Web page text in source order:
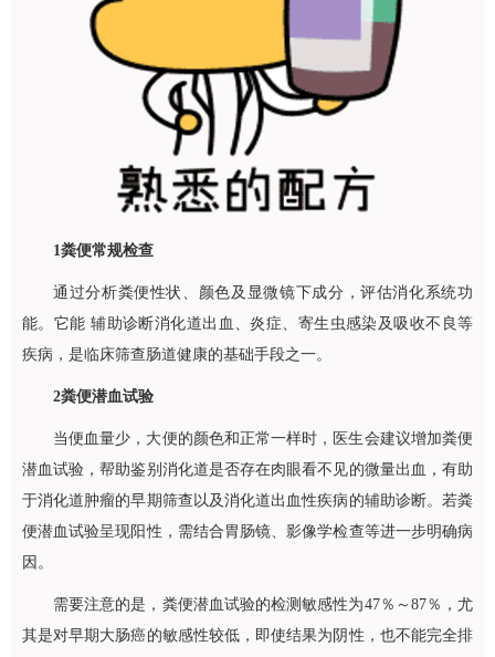
1粪便常规检查
通过分析粪便性状、颜色及显微镜下成分，评估消化系统功
能。它能 辅助诊断消化道出血、炎症、寄生虫感染及吸收不良等
疾病，是临床筛查肠道健康的基础手段之一。
2粪便潜血试验
当便血量少，大便的颜色和正常一样时，医生会建议增加粪便
潜血试验，帮助鉴别消化道是否存在肉眼看不见的微量出血，有助
于消化道肿瘤的早期筛查以及消化道出血性疾病的辅助诊断。若粪
便潜血试验呈现阳性，需结合胃肠镜、影像学检查等进一步明确病
因。
需要注意的是，粪便潜血试验的检测敏感性为47％～87％，尤
其是对早期大肠癌的敏感性较低，即使结果为阴性，也不能完全排